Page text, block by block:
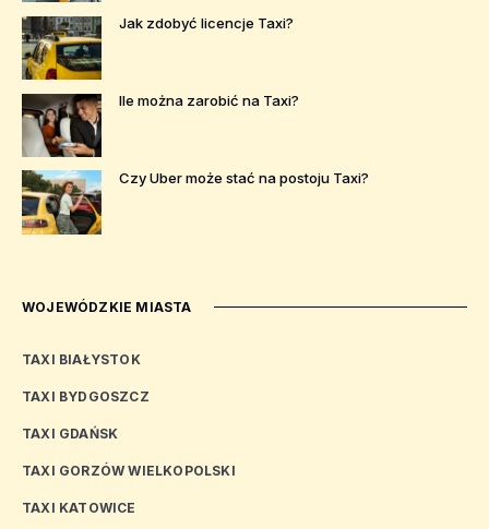
Jak zdobyć licencje Taxi?
Ile można zarobić na Taxi?
Czy Uber może stać na postoju Taxi?
WOJEWÓDZKIE MIASTA
TAXI BIAŁYSTOK
TAXI BYDGOSZCZ
TAXI GDAŃSK
TAXI GORZÓW WIELKOPOLSKI
TAXI KATOWICE